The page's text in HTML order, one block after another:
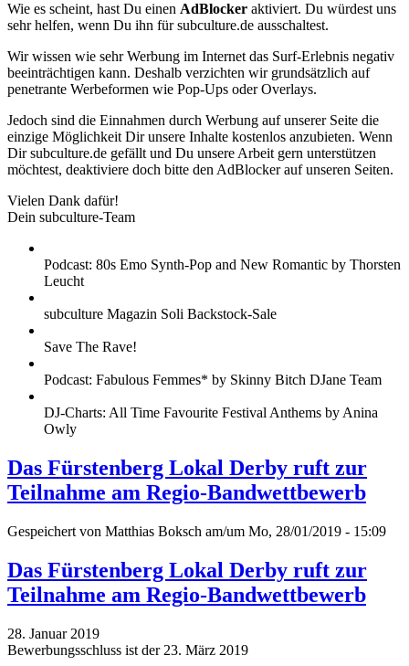
Wie es scheint, hast Du einen AdBlocker aktiviert. Du würdest uns
sehr helfen, wenn Du ihn für subculture.de ausschaltest.
Wir wissen wie sehr Werbung im Internet das Surf-Erlebnis negativ
beeinträchtigen kann. Deshalb verzichten wir grundsätzlich auf
penetrante Werbeformen wie Pop-Ups oder Overlays.
Jedoch sind die Einnahmen durch Werbung auf unserer Seite die
einzige Möglichkeit Dir unsere Inhalte kostenlos anzubieten. Wenn
Dir subculture.de gefällt und Du unsere Arbeit gern unterstützen
möchtest, deaktiviere doch bitte den AdBlocker auf unseren Seiten.
Vielen Dank dafür!
Dein subculture-Team
Podcast: 80s Emo Synth-Pop and New Romantic by Thorsten
Leucht
subculture Magazin Soli Backstock-Sale
Save The Rave!
Podcast: Fabulous Femmes* by Skinny Bitch DJane Team
DJ-Charts: All Time Favourite Festival Anthems by Anina
Owly
Das Fürstenberg Lokal Derby ruft zur
Teilnahme am Regio-Bandwettbewerb
Gespeichert von Matthias Boksch am/um Mo, 28/01/2019 - 15:09
Das Fürstenberg Lokal Derby ruft zur
Teilnahme am Regio-Bandwettbewerb
28. Januar 2019
Bewerbungsschluss ist der 23. März 2019